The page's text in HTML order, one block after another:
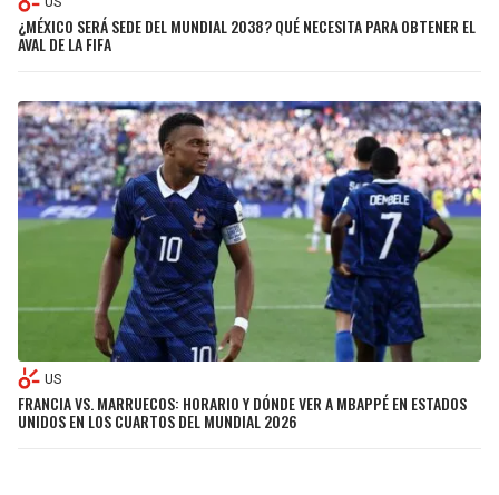
¿MÉXICO SERÁ SEDE DEL MUNDIAL 2038? QUÉ NECESITA PARA OBTENER EL
AVAL DE LA FIFA
US
FRANCIA VS. MARRUECOS: HORARIO Y DÓNDE VER A MBAPPÉ EN ESTADOS
UNIDOS EN LOS CUARTOS DEL MUNDIAL 2026